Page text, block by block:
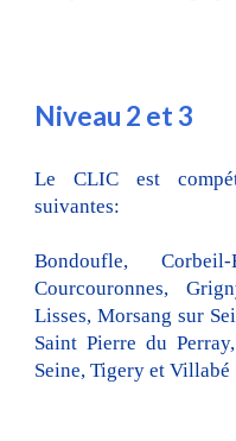
Niveau 2 et 3
Le CLIC est
suivantes:
Bondoufle,
Courcouronnes,
Lisses, Morsang sur
Saint Pierre du
Seine, Tigery et Villabé